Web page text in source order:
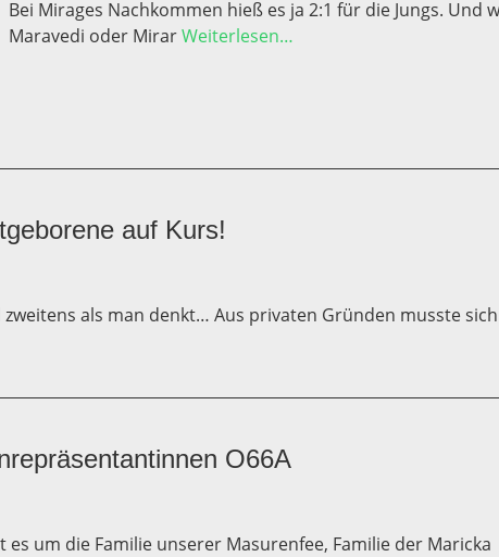
Bei Mirages Nachkommen hieß es ja 2:1 für die Jungs. Und
Maravedi oder MirarWeiterlesen…
auf Kurs!
als man denkt… Aus privaten Gründen musste
O66A
um die Familie unserer Masurenfee, Familie der Maricka